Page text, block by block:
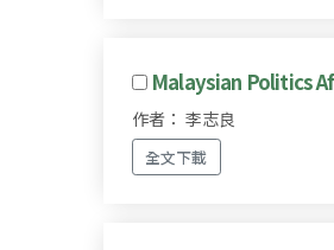
Malaysian Politics
作者： 李志良
全文下載